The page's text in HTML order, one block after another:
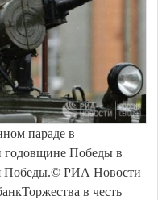
параде в
годовщине Победы в
Победы.© РИА Новости
в честь